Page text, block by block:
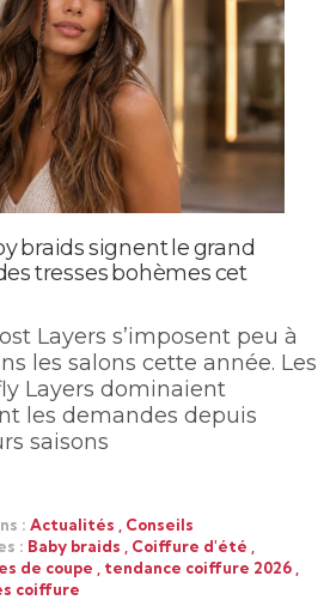
braids signent le grand
tresses bohèmes cet
Layers s’imposent peu à
les salons cette année. Les
Layers dominaient
les demandes depuis
saisons
: Actualités
Conseils
: Baby braids Coiffure d'été
de coupe
tendance coiffure 2026
coiffure